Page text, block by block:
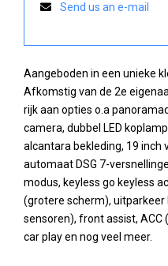
Aangeboden in een unieke
Afkomstig van de 2e
rijk aan opties o.a
camera, dubbel LED
alcantara bekleding, 19 inch
automaat DSG 7-
modus, keyless go keyless
(grotere scherm), uitparkeer
sensoren), front assist, ACC
car play en nog veel meer.
Send us an e-mail